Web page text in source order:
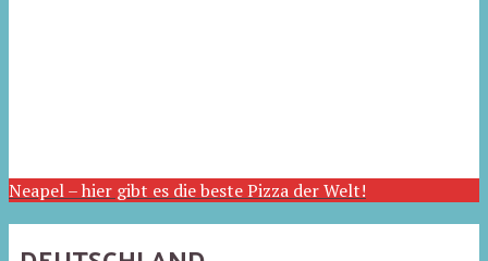
Neapel – hier gibt es die beste Pizza der Welt!